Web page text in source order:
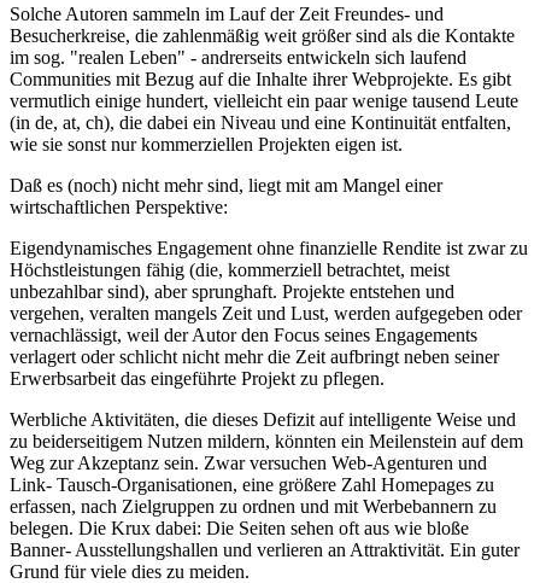
Solche Autoren sammeln im Lauf der Zeit Freundes- und
Besucherkreise, die zahlenmäßig weit größer sind als die Kontakte
im sog. "realen Leben" - andrerseits entwickeln sich laufend
Communities mit Bezug auf die Inhalte ihrer Webprojekte. Es gibt
vermutlich einige hundert, vielleicht ein paar wenige tausend Leute
(in de, at, ch), die dabei ein Niveau und eine Kontinuität entfalten,
wie sie sonst nur kommerziellen Projekten eigen ist.
Daß es (noch) nicht mehr sind, liegt mit am Mangel einer
wirtschaftlichen Perspektive:
Eigendynamisches Engagement ohne finanzielle Rendite ist zwar zu
Höchstleistungen fähig (die, kommerziell betrachtet, meist
unbezahlbar sind), aber sprunghaft. Projekte entstehen und
vergehen, veralten mangels Zeit und Lust, werden aufgegeben oder
vernachlässigt, weil der Autor den Focus seines Engagements
verlagert oder schlicht nicht mehr die Zeit aufbringt neben seiner
Erwerbsarbeit das eingeführte Projekt zu pflegen.
Werbliche Aktivitäten, die dieses Defizit auf intelligente Weise und
zu beiderseitigem Nutzen mildern, könnten ein Meilenstein auf dem
Weg zur Akzeptanz sein. Zwar versuchen Web-Agenturen und
Link- Tausch-Organisationen, eine größere Zahl Homepages zu
erfassen, nach Zielgruppen zu ordnen und mit Werbebannern zu
belegen. Die Krux dabei: Die Seiten sehen oft aus wie bloße
Banner- Ausstellungshallen und verlieren an Attraktivität. Ein guter
Grund für viele dies zu meiden.